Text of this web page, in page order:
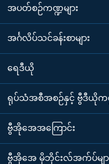
အပတ်စဉ်ကဏ္ဍများ
အင်္ဂလိပ်သင်ခန်းစာများ
ရေဒီယို
ရုပ်သံအစီအစဉ်နှင့် ဗွီဒီယိုကဏ္
ဗွီအိုအေအကြောင်း
ဗွီအိုအေ မိုဘိုင်းလ်အက်ပ်မျာ